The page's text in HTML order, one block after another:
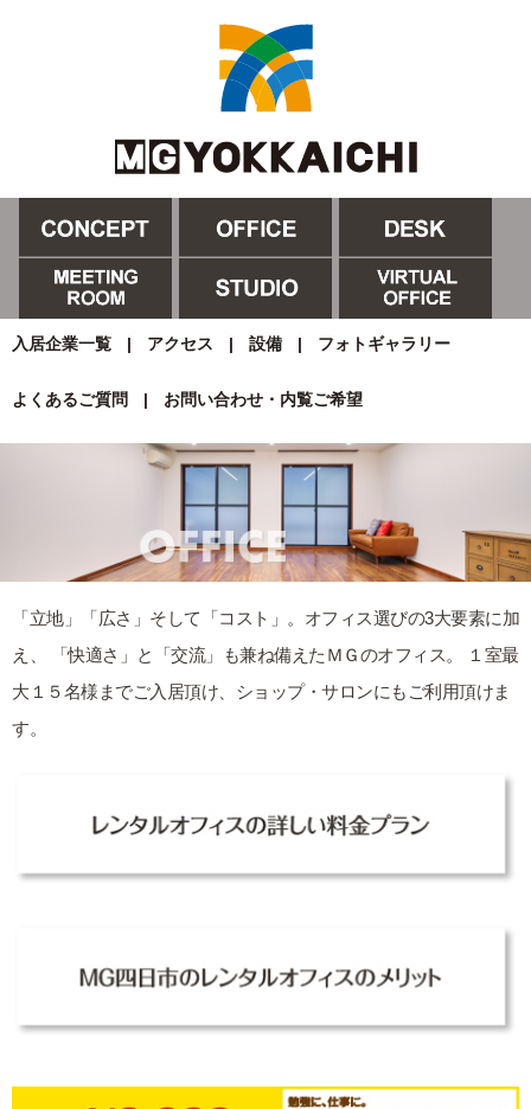
入居企業一覧 | アクセス | 設備 | フォトギャラリー
よくあるご質問 | お問い合わせ・内覧ご希望
「立地」「広さ」そして「コスト」。オフィス選びの3大要素に加
え、 「快適さ」と「交流」も兼ね備えたＭＧのオフィス。 １室最
大１５名様までご入居頂け、ショップ・サロンにもご利用頂けま
す。